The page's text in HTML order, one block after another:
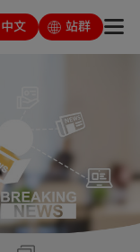
中文 站群